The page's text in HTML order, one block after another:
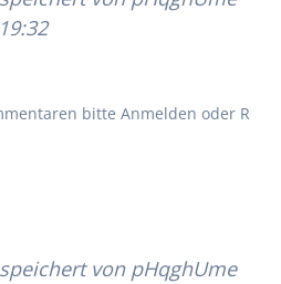
bitte Anmelden oder R
von pHqghUme